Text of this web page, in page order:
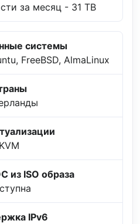
за месяц - 31 TB
системы
FreeBSD, AlmaLinux
KVM
из ISO образа
IPv6